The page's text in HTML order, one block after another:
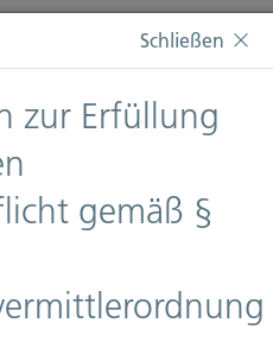
Wenn Sie weiterhin
unserer SeiteDatenschutz
erneut anzeigen
Schließen
zur Erfüllung
gemäß §